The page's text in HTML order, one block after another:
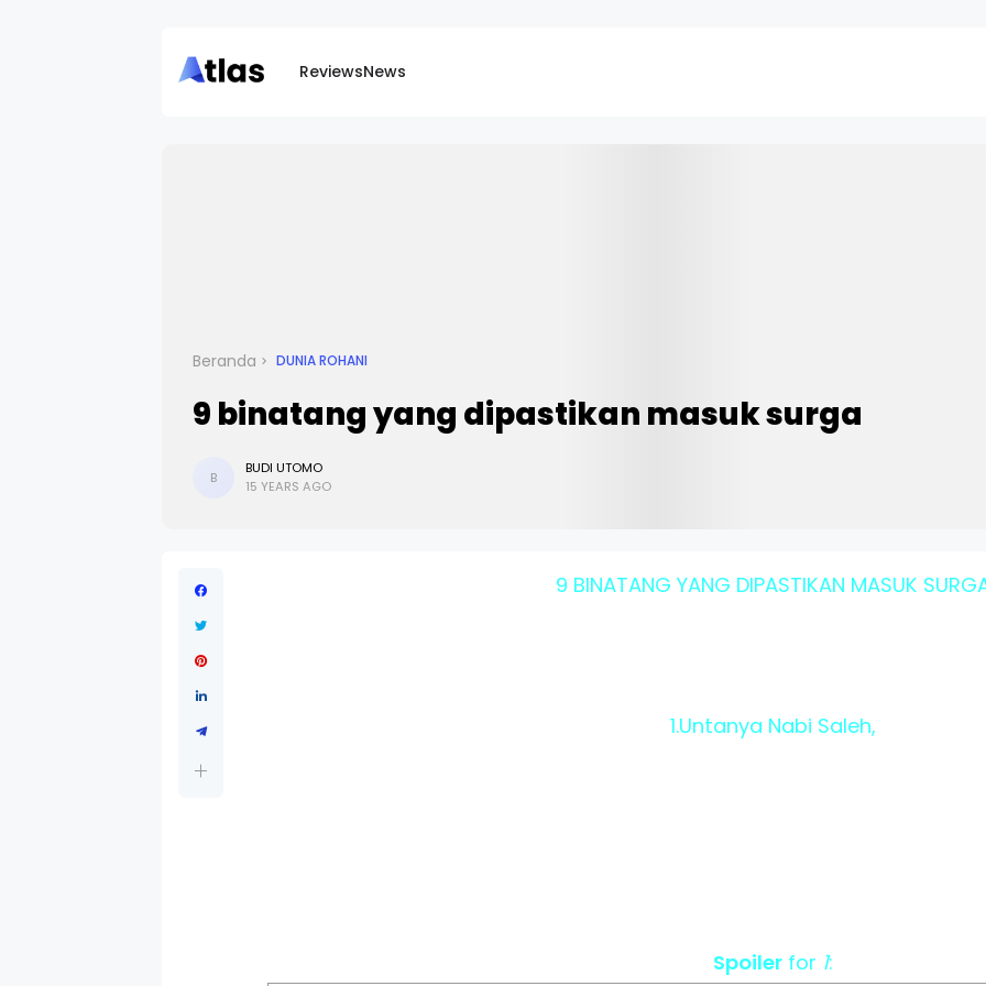
ReviewsNews
Beranda DUNIA ROHANI
9 binatang yang dipastikan masuk surga
B
BUDI UTOMO
15 YEARS AGO
9 BINATANG YANG DIPASTIKAN MASUK
1.Untanya Nabi Saleh,
Spoiler for 1: